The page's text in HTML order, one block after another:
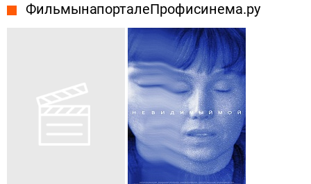
Фильмы на портале Профисинема.ру